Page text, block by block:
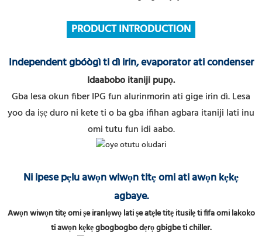
PRODUCT INTRODUCTION
Independent gbóògì ti dì irin, evaporator ati condenser
Idaabobo itaniji pupọ.
Gba lesa okun fiber IPG fun alurinmorin ati gige irin dì.Lesa
yoo da iṣẹ duro ni kete ti o ba gba ifihan agbara itaniji lati inu
omi tutu fun idi aabo.
Ni ipese pẹlu awọn wiwọn titẹ omi ati awọn kẹkẹ
agbaye.
Awọn wiwọn titẹ omi ṣe iranlọwọ lati ṣe atẹle titẹ itusilẹ ti fifa omi lakoko
ti awọn kẹkẹ gbogbogbo dẹrọ gbigbe ti chiller.